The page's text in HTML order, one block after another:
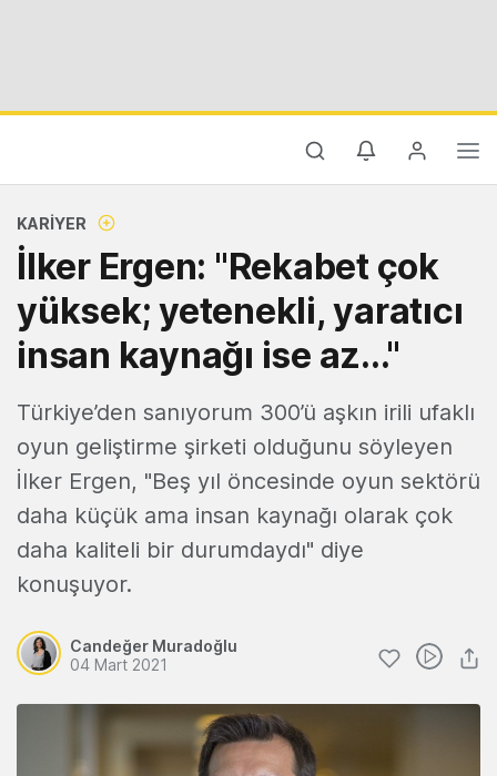
KARIYER
İlker Ergen: "Rekabet çok
yüksek; yetenekli, yaratıcı
insan kaynağı ise az..."
Türkiye’den sanıyorum 300’ü aşkın irili ufaklı
oyun geliştirme şirketi olduğunu söyleyen
İlker Ergen, "Beş yıl öncesinde oyun sektörü
daha küçük ama insan kaynağı olarak çok
daha kaliteli bir durumdaydı" diye
konuşuyor.
Candeğer Muradoğlu
04 Mart 2021